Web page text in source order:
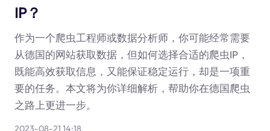
IP？
作为一个爬虫工程师或数据分析师，你可能经常需要
从德国的网站获取数据，但如何选择合适的爬虫IP，
既能高效获取信息，又能保证稳定运行，却是一项重
要的任务。本文将为你详细解析，帮助你在德国爬虫
之路上更进一步。
2023-08-21 14:18